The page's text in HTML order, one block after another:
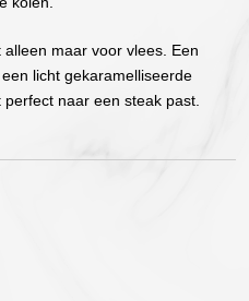
maar voor vlees. Een
licht gekaramelliseerde
naar een steak past.